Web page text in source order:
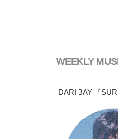
WEEKLY
DARI BAY 『